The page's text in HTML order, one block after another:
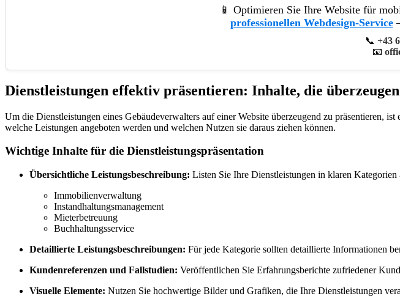
📱 Optimieren Sie Ihre Website für
professionellen Webdesign-Service
📞 +43
📧
Dienstleistungen effektiv präsentieren: Inhalte, die überzeugen
Um die Dienstleistungen eines Gebäudeverwalters auf einer Website überzeugend zu präsentieren,
welche Leistungen angeboten werden und welchen Nutzen sie daraus ziehen können.
Wichtige Inhalte für die Dienstleistungspräsentation
Übersichtliche Leistungsbeschreibung: Listen Sie Ihre Dienstleistungen in klaren Kategorien
Immobilienverwaltung
Instandhaltungsmanagement
Mieterbetreuung
Buchhaltungsservice
Detaillierte Leistungsbeschreibungen: Für jede Kategorie sollten detaillierte Informationen
Kundenreferenzen und Fallstudien: Veröffentlichen Sie Erfahrungsberichte zufriedener
Visuelle Elemente: Nutzen Sie hochwertige Bilder und Grafiken, die Ihre Dienstleistungen